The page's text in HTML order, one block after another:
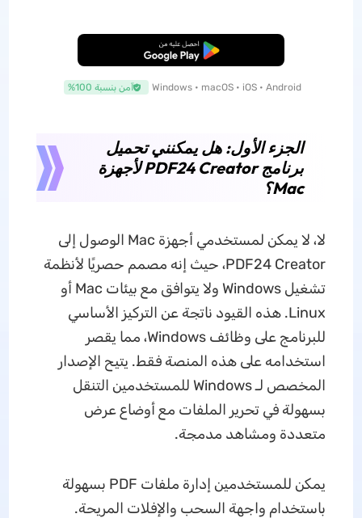
تنزيل مجاني
Windows • macOS • iOS • Android آمن بنسبة 100%
الجزء الأول: هل يمكنني تحميل
برنامج PDF24 Creator لأجهزة
Mac؟
لا، لا يمكن لمستخدمي أجهزة Mac الوصول إلى
PDF24 Creator، حيث إنه مصمم حصريًا لأنظمة
تشغيل Windows ولا يتوافق مع بيئات Mac أو
Linux. هذه القيود ناتجة عن التركيز الأساسي
للبرنامج على وظائف Windows، مما يقصر
استخدامه على هذه المنصة فقط. يتيح الإصدار
المخصص لـ Windows للمستخدمين التنقل
بسهولة في تحرير الملفات مع أوضاع عرض
متعددة ومشاهد مدمجة.
يمكن للمستخدمين إدارة ملفات PDF بسهولة
باستخدام واجهة السحب والإفلات المريحة.